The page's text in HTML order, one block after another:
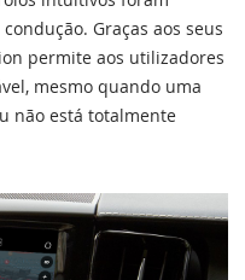
Graças aos seus
permite aos utilizadores
mesmo quando uma
não está totalmente